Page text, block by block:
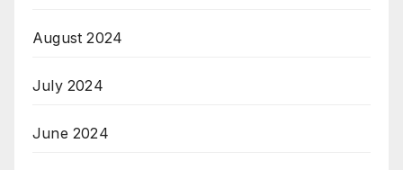
August 2024
July 2024
June 2024